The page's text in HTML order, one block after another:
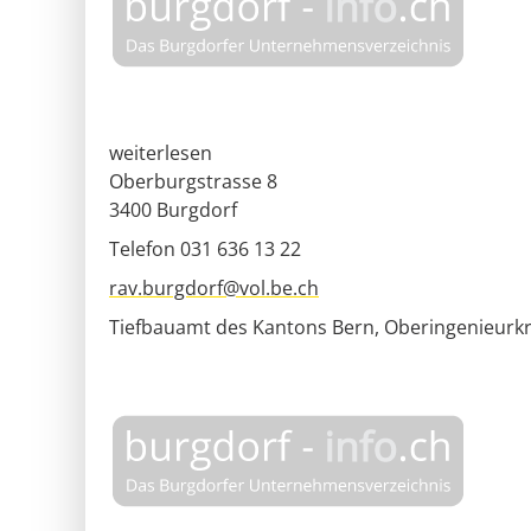
weiterlesen
Oberburgstrasse 8
3400 Burgdorf
Telefon 031 636 13 22
rav.burgdorf@vol.be.ch
Tiefbauamt des Kantons Bern,